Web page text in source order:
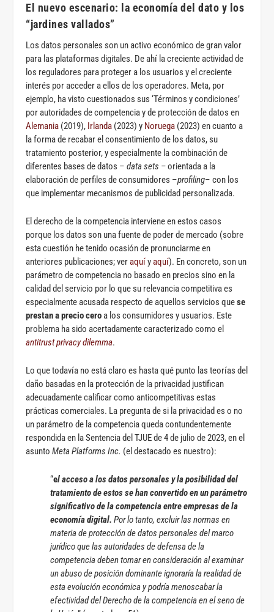
El nuevo escenario: la economía del dato y los
“jardines vallados”
Los datos personales son un activo económico de gran valor
para las plataformas digitales. De ahí la creciente actividad de
los reguladores para proteger a los usuarios y el creciente
interés por acceder a ellos de los operadores. Meta, por
ejemplo, ha visto cuestionados sus ‘Términos y condiciones’
por autoridades de competencia y de protección de datos en
Alemania (2019), Irlanda (2023) y Noruega (2023) en cuanto a
la forma de recabar el consentimiento de los datos, su
tratamiento posterior, y especialmente la combinación de
diferentes bases de datos –data sets –orientada a la
elaboración de perfiles de consumidores –profiling– con los
que implementar mecanismos de publicidad personalizada.
El derecho de la competencia interviene en estos casos
porque los datos son una fuente de poder de mercado (sobre
esta cuestión he tenido ocasión de pronunciarme en
anteriores publicaciones; veraquíyaquí). En concreto, son un
parámetro de competencia no basado en precios sino en la
calidad del servicio por lo que su relevancia competitiva es
especialmente acusada respecto de aquellos servicios quese
prestan a precio ceroa los consumidores y usuarios. Este
problema ha sido acertadamente caracterizado como el
antitrust privacy dilemma.
Lo que todavía no está claro es hasta qué punto las teorías del
daño basadas en la protección de la privacidad justifican
adecuadamente calificar como anticompetitivas estas
prácticas comerciales. La pregunta de si la privacidad es o no
un parámetro de la competencia queda contundentemente
respondida en la Sentencia del TJUE de 4 de julio de 2023, en el
asuntoMeta Platforms Inc. (el destacado es nuestro):
“el acceso a los datos personales y la posibilidad del
tratamiento de estos se han convertido en un parámetro
significativo de la competencia entre empresas de la
economía digital. Por lo tanto, excluir las normas en
materia de protección de datos personales del marco
jurídico que las autoridades de defensa de la
competencia deben tomar en consideración al examinar
un abuso de posición dominante ignoraría la realidad de
esta evolución económica y podría menoscabar la
efectividad del Derecho de la competencia en el seno de